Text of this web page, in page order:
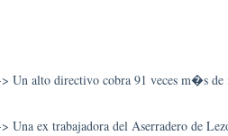
Un alto directivo cobra 91 veces m�s de
Una ex trabajadora del Aserradero de